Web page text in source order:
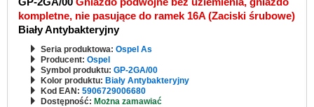
kompletne, nie pasujące do ramek 16A (Zaciski śrubowe)
Biały Antybakteryjny
Seria produktowa: Ospel As
Producent: Ospel
Symbol produktu: GP-2GA/00
Kolor produktu: Biały Antybakteryjny
Kod EAN: 5906729006680
Dostępność: Można zamawiać